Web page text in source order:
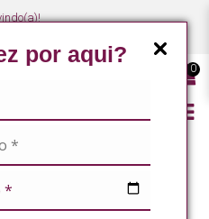
por aqui?
0